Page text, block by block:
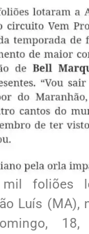
foliões
Luís (MA),